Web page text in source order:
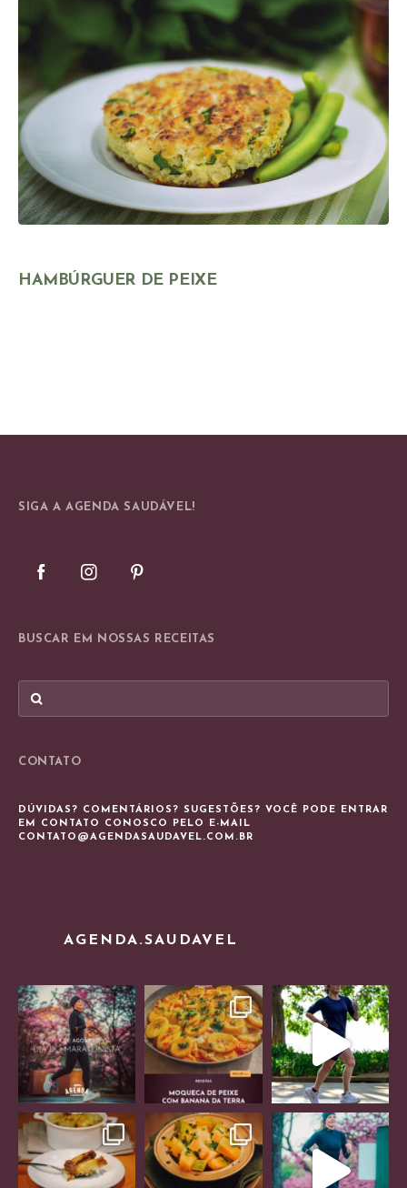
HAMBÚRGUER DE PEIXE
SIGA A AGENDA SAUDÁVEL!
BUSCAR EM NOSSAS RECEITAS
CONTATO
DÚVIDAS? COMENTÁRIOS? SUGESTÕES? VOCÊ PODE ENTRAR
EM CONTATO CONOSCO PELO E-MAIL
CONTATO@AGENDASAUDAVEL.COM.BR
AGENDA.SAUDAVEL